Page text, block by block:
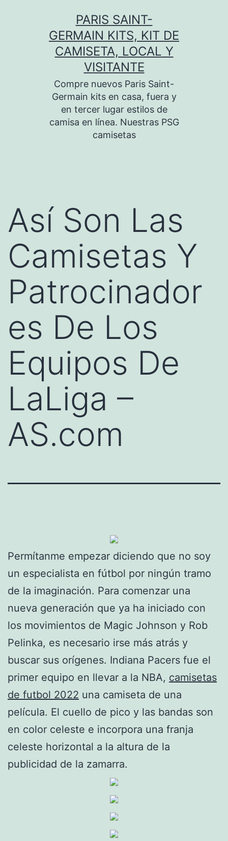
PARIS SAINT-
GERMAIN KITS, KIT DE
CAMISETA, LOCAL Y
VISITANTE
Compre nuevos Paris Saint-
Germain kits en casa, fuera y
en tercer lugar estilos de
camisa en línea. Nuestras PSG
camisetas
Así Son Las
Camisetas Y
Patrocinador
es De Los
Equipos De
LaLiga –
AS.com
Permítanme empezar diciendo que no soy
un especialista en fútbol por ningún tramo
de la imaginación. Para comenzar una
nueva generación que ya ha iniciado con
los movimientos de Magic Johnson y Rob
Pelinka, es necesario irse más atrás y
buscar sus orígenes. Indiana Pacers fue el
primer equipo en llevar a la NBA, camisetas
de futbol 2022 una camiseta de una
película. El cuello de pico y las bandas son
en color celeste e incorpora una franja
celeste horizontal a la altura de la
publicidad de la zamarra.